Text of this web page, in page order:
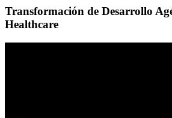
Transformación de Desarrollo
Healthcare